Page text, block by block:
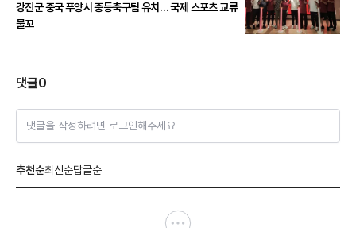
강진군 중국 푸양시 중등축구팀 유치… 국제 스포츠 교류
물꼬
댓글0
댓글을 작성하려면 로그인해주세요
추천순최신순답글순